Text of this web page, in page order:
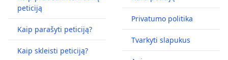
peticiją
Kaip parašyti peticiją?
Kaip skleisti peticiją?
Privatumo politika
Tvarkyti slapukus